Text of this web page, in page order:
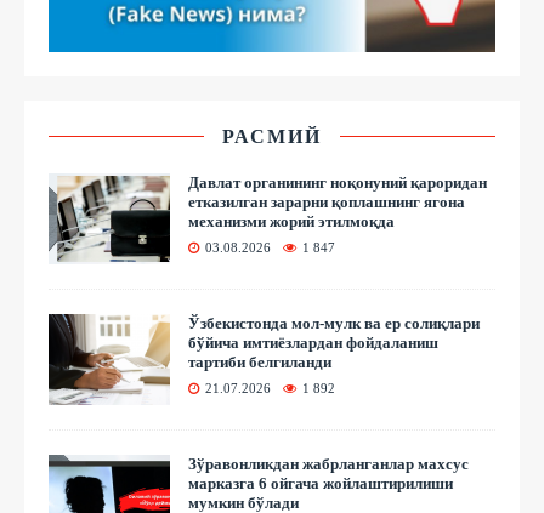
РАСМИЙ
Давлат органининг ноқонуний қароридан
етказилган зарарни қоплашнинг ягона
механизми жорий этилмоқда
03.08.2026 1 847
Ўзбекистонда мол-мулк ва ер солиқлари
бўйича имтиёзлардан фойдаланиш
тартиби белгиланди
21.07.2026 1 892
Зўравонликдан жабрланганлар махсус
марказга 6 ойгача жойлаштирилиши
мумкин бўлади